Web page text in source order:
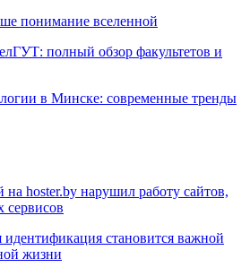
понимание вселенной
полный обзор факультетов и
в Минске: современные тренды
на hoster.by нарушил работу сайтов,
сервисов
становится важной
жизни